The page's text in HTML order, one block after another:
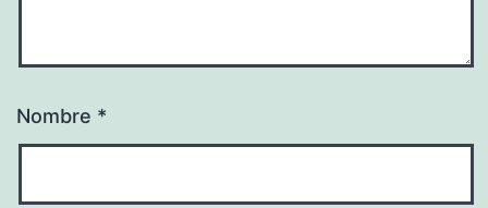
Nombre *